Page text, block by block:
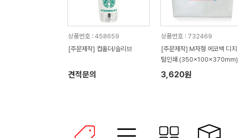
상품번호 : 458659
[주문제작] 컵홀더/슬리브
견적문의
상품번호 : 732469
[주문제작] M자형 에코백 디지
털인쇄 (350x100x370mm)
3,620원